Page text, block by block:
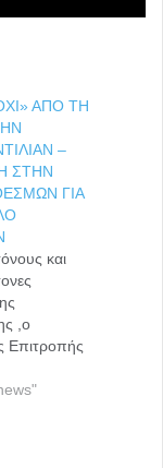
ΑΠΟ ΤΗ
–
ΣΤΗΝ
ΓΙΑ
και
,ο
Επιτροπής
της